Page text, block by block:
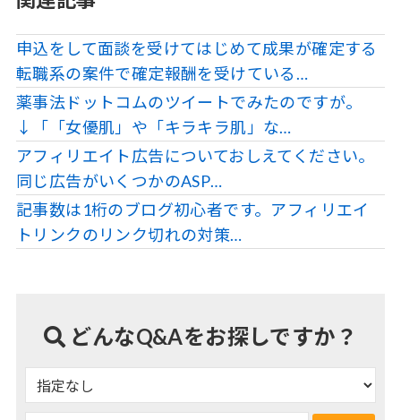
申込をして面談を受けてはじめて成果が確定する
転職系の案件で確定報酬を受けている…
薬事法ドットコムのツイートでみたのですが。
↓「「女優肌」や「キラキラ肌」な…
アフィリエイト広告についておしえてください。
同じ広告がいくつかのASP…
記事数は1桁のブログ初心者です。アフィリエイ
トリンクのリンク切れの対策…
どんなQ&Aをお探しですか？